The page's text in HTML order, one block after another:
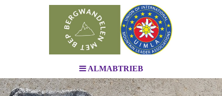
ALMABTRIEB